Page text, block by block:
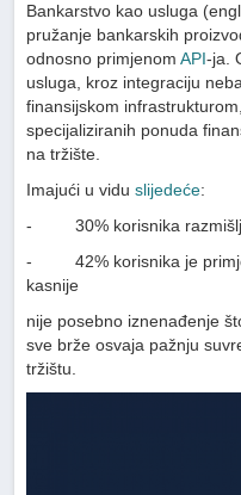
Bankarstvo kao usluga (engl.
pružanje bankarskih
odnosno primjenomAPI-ja.
usluga, kroz integraciju
finansijskom
specijaliziranih ponuda
na tržište.
Imajući u viduslijedeće:
- 30% korisnika
- 42% korisnika je
kasnije
nije posebno iznenađenje
sve brže osvaja pažnju
tržištu.